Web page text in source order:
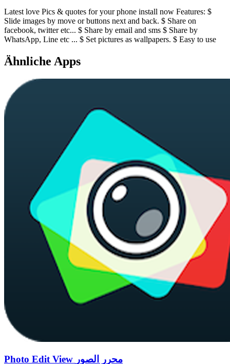
Latest love Pics & quotes for your phone install now Features: $
Slide images by move or buttons next and back. $ Share on
facebook, twitter etc... $ Share by email and sms $ Share by
WhatsApp, Line etc ... $ Set pictures as wallpapers. $ Easy to use
Ähnliche Apps
Photo Edit View محرر الصور